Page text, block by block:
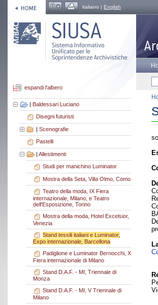
italiano | English
espandi l'albero
| Baldessari Luciano
Disegni futuristi
| Scenografie
Pastelli
| Allestimenti
Studi per manichino Luminator
Mostra della Seta, Villa Olmo, Como
Teatro della moda, IX Fiera
internazionale, Milano, e Teatro
dell'Esposizione, Torino
Mostra della moda, Hotel Excelsior,
Venezia
Stand tessili italiani e Luminator,
Expo internazionale, Barcellona
Padiglione e Luminator Bernocchi, X
Fiera internazionale di Milano
Stand D.A.F. - MI, Triennale di
Monza
Stand D.A.F. - MI, V Triennale di
Milano